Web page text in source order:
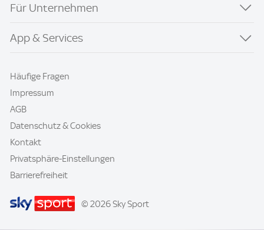
Für Unternehmen
App & Services
Häufige Fragen
Impressum
AGB
Datenschutz & Cookies
Kontakt
Privatsphäre-Einstellungen
Barrierefreiheit
© 2026 Sky Sport